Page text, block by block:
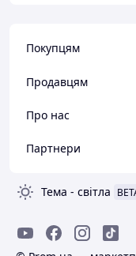
Покупцям
Продавцям
Про нас
Партнери
Тема - світла